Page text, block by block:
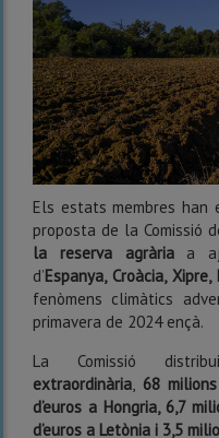
Els estats membres han
proposta de la Comissió
la reserva agràriaa
d’Espanya, Croàcia,
fenòmens climàtics
primavera de 2024 ençà.
La Comissió
extraordinària, 68
d’euros a Hongria, 6,7
d’euros a Letònia i 3,5